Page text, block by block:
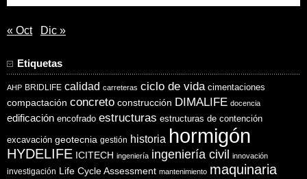
« Oct Dic »
Etiquetas
AHP BRIDLIFE calidad carreteras ciclo de vida cimentaciones
compactación concreto construcción DIMALIFE docencia
edificación encofrado estructuras estructuras de contención
excavación geotecnia gestión historia hormigón
HYDELIFE ICITECH ingeniería ingeniería civil innovación
investigación Life Cycle Assessment mantenimiento maquinaria